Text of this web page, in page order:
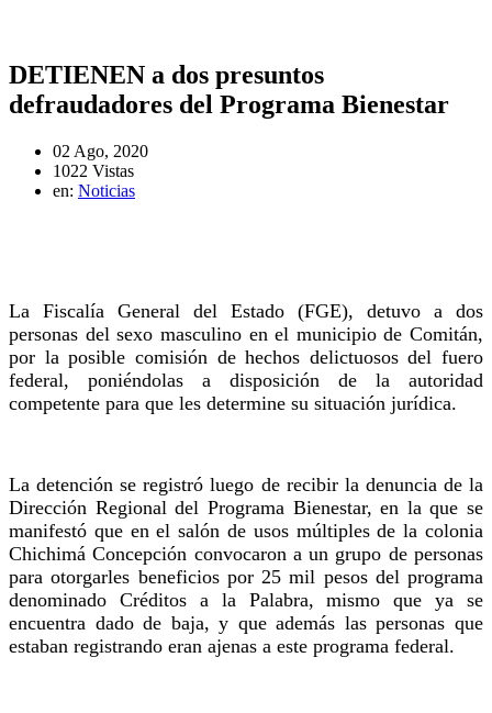
DETIENEN a dos presuntos
defraudadores del Programa Bienestar
02 Ago, 2020
1022 Vistas
en: Noticias
La Fiscalía General del Estado (FGE), detuvo a dos
personas del sexo masculino en el municipio de Comitán,
por la posible comisión de hechos delictuosos del fuero
federal, poniéndolas a disposición de la autoridad
competente para que les determine su situación jurídica.
La detención se registró luego de recibir la denuncia de la
Dirección Regional del Programa Bienestar, en la que se
manifestó que en el salón de usos múltiples de la colonia
Chichimá Concepción convocaron a un grupo de personas
para otorgarles beneficios por 25 mil pesos del programa
denominado Créditos a la Palabra, mismo que ya se
encuentra dado de baja, y que además las personas que
estaban registrando eran ajenas a este programa federal.